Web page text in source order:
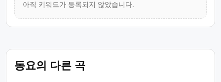
아직 키워드가 등록되지 않았습니다.
동요의 다른 곡